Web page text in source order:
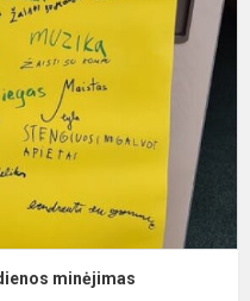
minėjimas